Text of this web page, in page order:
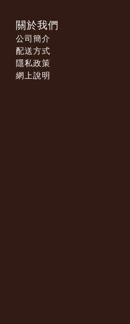
關於我們
公司簡介
配送方式
隱私政策
網上說明